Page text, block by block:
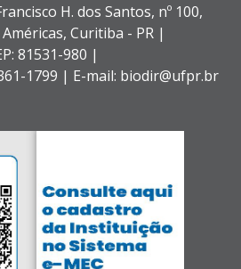
H. dos Santos, nº 100,
Curitiba - PR |
81531-980 |
1799 | E-mail: biodir@ufpr.br